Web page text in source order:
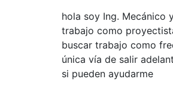
hola soy Ing. Mecánico
trabajo como
buscar trabajo como
única vía de salir
si pueden ayudarme